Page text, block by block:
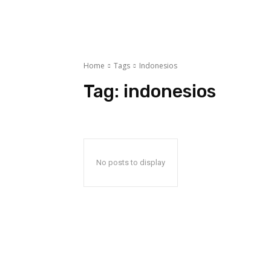
Home Tags Indonesios
Tag: indonesios
No posts to display